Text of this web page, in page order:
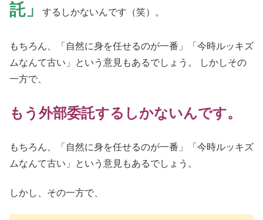
託」
するしかないんです（笑）。
もちろん、「自然に身を任せるのが一番」「今時ルッキズ
ムなんて古い」という意見もあるでしょう。 しかしその
一方で、
もう外部委託するしかないんです。
もちろん、「自然に身を任せるのが一番」「今時ルッキズ
ムなんて古い」という意見もあるでしょう。
しかし、その一方で、